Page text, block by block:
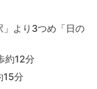
」より3つめ「日の
約12分
15分